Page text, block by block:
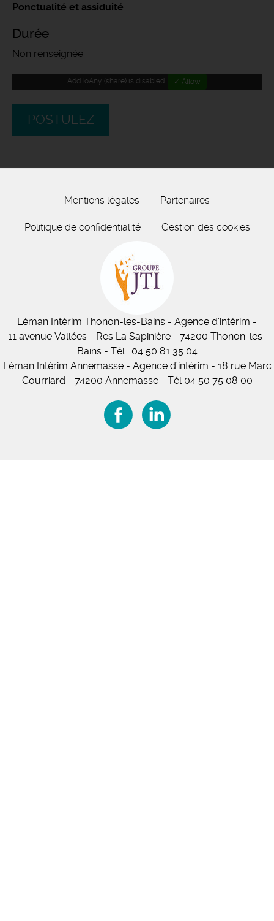
Ponctualité et assiduité
Durée
Non renseignée
AddToAny (share) is disabled. ✓ Allow
POSTULEZ
Mentions légales Partenaires
Politique de confidentialité Gestion des cookies
Léman Intérim Thonon-les-Bains - Agence d'intérim -
11avenue Vallées- Res La Sapinière - 74200 Thonon-les-
Bains - Tél : 04 50 81 35 04
Léman Intérim Annemasse - Agence d'intérim - 18 rue Marc
Courriard - 74200 Annemasse - Tél 04 50 75 08 00